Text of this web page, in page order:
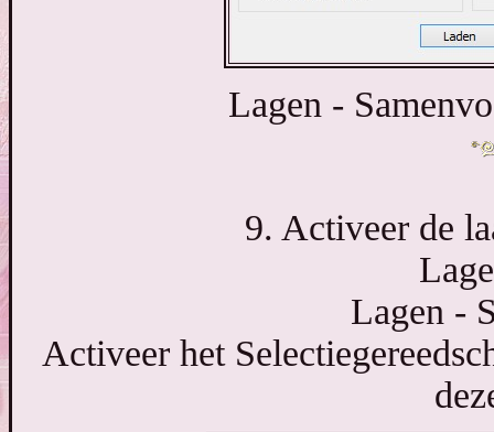
Lagen -
9. Activeer de
Lagen -
Activeer het